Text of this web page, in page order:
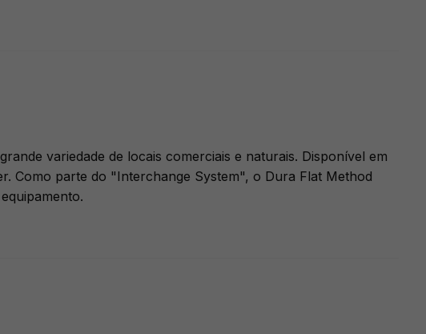
variedade de locais comerciais e naturais. Disponível em
Como parte do "Interchange System", o Dura Flat Method